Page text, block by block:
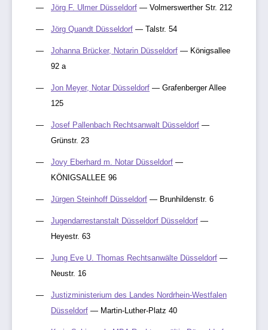
Jörg F. Ulmer Düsseldorf — Volmerswerther Str. 212
Jörg Quandt Düsseldorf — Talstr. 54
Johanna Brücker, Notarin Düsseldorf — Königsallee
92 a
Jon Meyer, Notar Düsseldorf — Grafenberger Allee
125
Josef Pallenbach Rechtsanwalt Düsseldorf —
Grünstr. 23
Jovy Eberhard m. Notar Düsseldorf —
KÖNIGSALLEE 96
Jürgen Steinhoff Düsseldorf — Brunhildenstr. 6
Jugendarrestanstalt Düsseldorf Düsseldorf —
Heyestr. 63
Jung Eve U. Thomas Rechtsanwälte Düsseldorf —
Neustr. 16
Justizministerium des Landes Nordrhein-Westfalen
Düsseldorf — Martin-Luther-Platz 40